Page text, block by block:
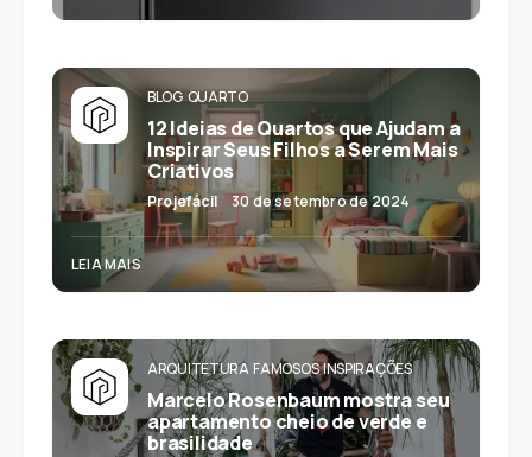
BLOG QUARTO
12 Ideias de Quartos que Ajudam a
Inspirar Seus Filhos a Serem Mais
Criativos
Projefácil 30 de setembro de 2024
LEIA MAIS
ARQUITETURA FAMOSOS INSPIRAÇÕES
Marcelo Rosenbaum mostra seu
apartamento cheio de verde e
brasilidade